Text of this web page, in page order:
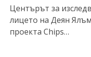
Центърът за
лицето на Деян
проекта Chips…